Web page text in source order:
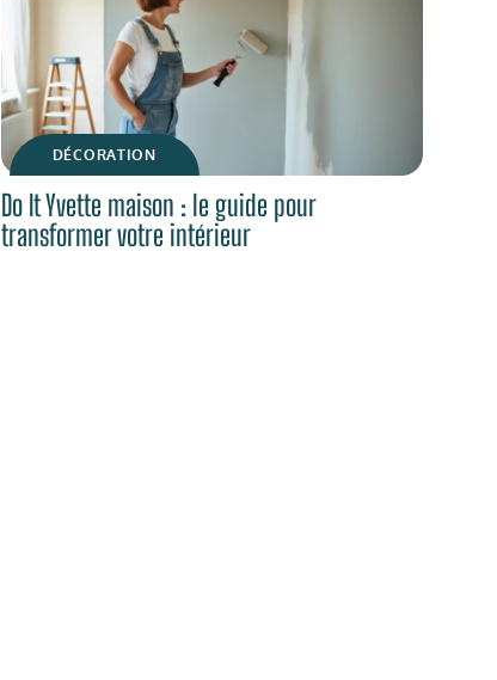
DÉCORATION
Do It Yvette maison : le guide pour
transformer votre intérieur